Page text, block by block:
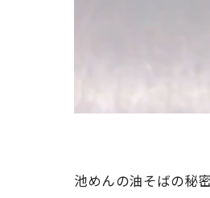
池めんの油そばの秘